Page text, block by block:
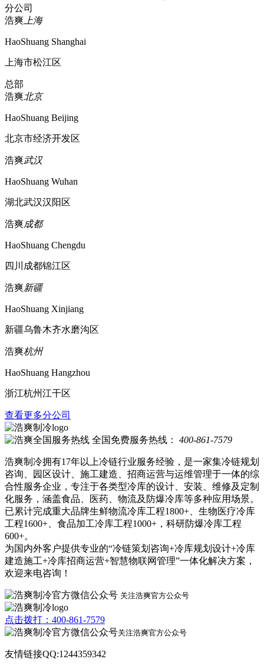
分公司
浩爽上海
HaoShuang Shanghai
上海市松江区
总部
浩爽北京
HaoShuang Beijing
北京市经济开发区
浩爽武汉
HaoShuang Wuhan
湖北武汉汉阳区
浩爽成都
HaoShuang Chengdu
四川成都锦江区
浩爽新疆
HaoShuang Xinjiang
新疆乌鲁木齐水磨沟区
浩爽杭州
HaoShuang Hangzhou
浙江杭州江干区
查看更多分公司
全国免费服务热线： 400-861-7579
浩爽制冷拥有17年以上冷链行业服务经验，是一家集冷链规划
咨询、园区设计、施工建造、招商运营与运维管理于一体的综
合性服务企业，专注于各类型冷库的设计、安装、维修及定制
化服务，涵盖食品、医药、物流及防爆冷库等多种应用场景。
已累计完成重大品牌生鲜物流冷库工程1800+、生物医疗冷库
工程1600+、食品加工冷库工程1000+，科研防爆冷库工程
600+。
为国内外客户提供专业的“冷链策划咨询+冷库规划设计+冷库
建造施工+冷库招商运营+智慧物联网管理”一体化解决方案，
欢迎来电咨询！
关注浩爽官方公众号
点击拨打：400-861-7579
关注浩爽官方公众号
友情链接QQ:1244359342